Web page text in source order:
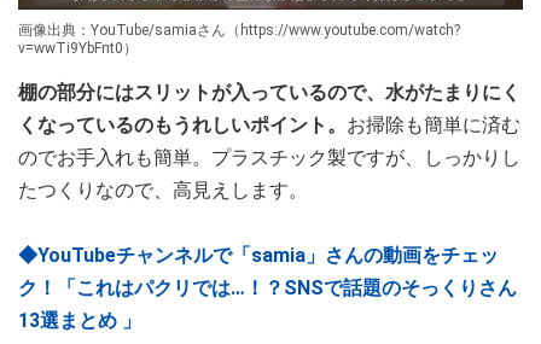
画像出典：YouTube/samiaさん（https://www.youtube.com/watch?
v=wwTi9YbFnt0）
棚の部分にはスリットが入っているので、水がたまりにく
くなっているのもうれしいポイント。 お掃除も簡単に済む
のでお手入れも簡単。プラスチック製ですが、しっかりし
たつくりなので、高見えします。
◆YouTubeチャンネルで「samia」さんの動画をチェッ
ク！「これはパクリでは…！？SNSで話題のそっくりさん
13選まとめ 」